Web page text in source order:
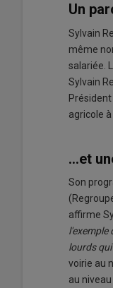
Un
Sylvain
même
salariée.
Sylvain
agricole
...et
Son
affirme
l'exemple
lourds
voirie au
au